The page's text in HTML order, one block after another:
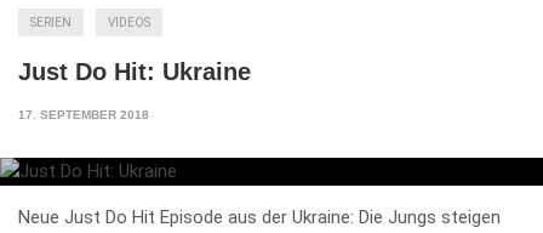
SERIEN VIDEOS
Just Do Hit: Ukraine
17. SEPTEMBER 2018
Neue Just Do Hit Episode aus der Ukraine: Die Jungs steigen